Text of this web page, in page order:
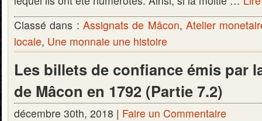
Classé dans : Assignats de Mâcon, Atelier
locale, Une monnaie une histoire
Les billets de confiance émis par
de Mâcon en 1792 (Partie 7.2)
décembre 30th, 2018 | Faire un Commentaire